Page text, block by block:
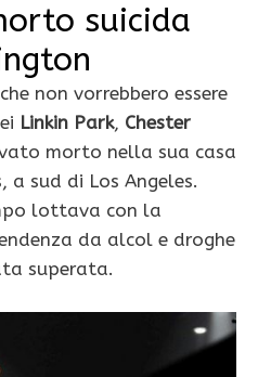
suicida
non vorrebbero essere
Linkin Park, Chester
morto nella sua casa
a sud di Los Angeles.
lottava con la
da alcol e droghe
superata.